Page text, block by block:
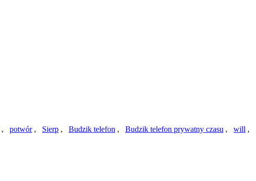
, potwór, Sierp , Budzik telefon , Budzik telefon prywatny czasu , will ,